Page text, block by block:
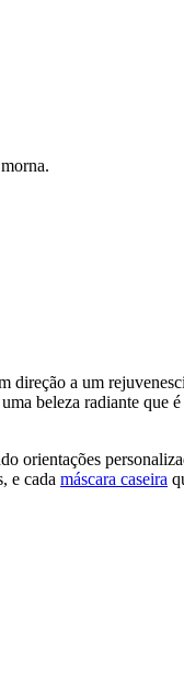
direção a um
beleza radiante que é
orientações
e cada máscara caseira